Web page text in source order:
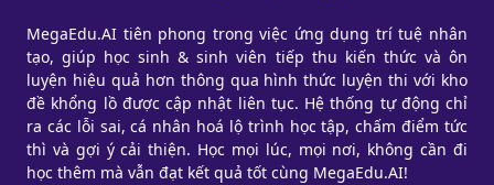
MegaEdu.AI tiên phong trong việc ứng dụng trí tuệ nhân
tạo, giúp học sinh & sinh viên tiếp thu kiến thức và ôn
luyện hiệu quả hơn thông qua hình thức luyện thi với kho
đề khổng lồ được cập nhật liên tục. Hệ thống tự động chỉ
ra các lỗi sai, cá nhân hoá lộ trình học tập, chấm điểm tức
thì và gợi ý cải thiện. Học mọi lúc, mọi nơi, không cần đi
học thêm mà vẫn đạt kết quả tốt cùng MegaEdu.AI!